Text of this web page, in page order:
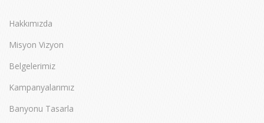
Hakkımızda
Misyon Vizyon
Belgelerimiz
Kampanyalarımız
Banyonu Tasarla